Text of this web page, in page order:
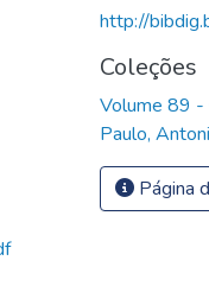
http://
Coleções
Volume 89 -
Paulo,
Página